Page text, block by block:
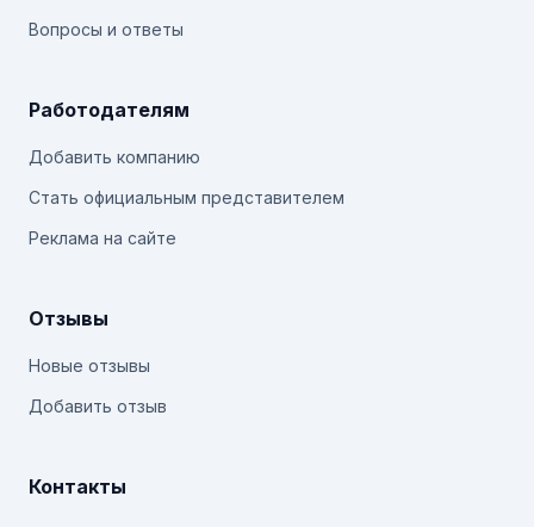
Вопросы и ответы
Работодателям
Добавить компанию
Стать официальным представителем
Реклама на сайте
Отзывы
Новые отзывы
Добавить отзыв
Контакты